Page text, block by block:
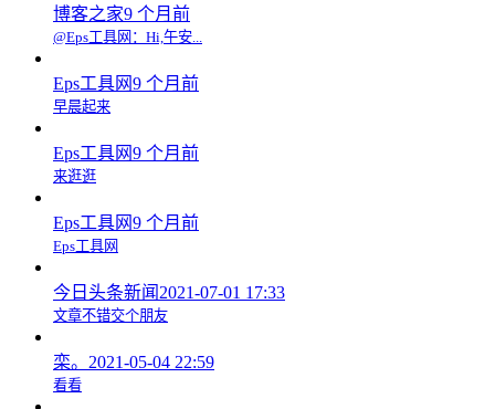
博客之家9 个月前
@Eps工具网：Hi,午安...
Eps工具网9 个月前
早晨起来
Eps工具网9 个月前
来逛逛
Eps工具网9 个月前
Eps工具网
今日头条新闻 2021-07-01 17:33
文章不错交个朋友
栾。 2021-05-04 22:59
看看